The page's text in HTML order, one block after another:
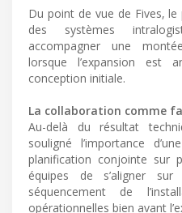
Du point de vue de Fives,
des systèmes
accompagner une
lorsque l’expansion est
conception initiale.
La collaboration comme
Au-delà du résultat
souligné l’importance
planification conjointe sur
équipes de s’aligner
séquencement de
opérationnelles bien avant